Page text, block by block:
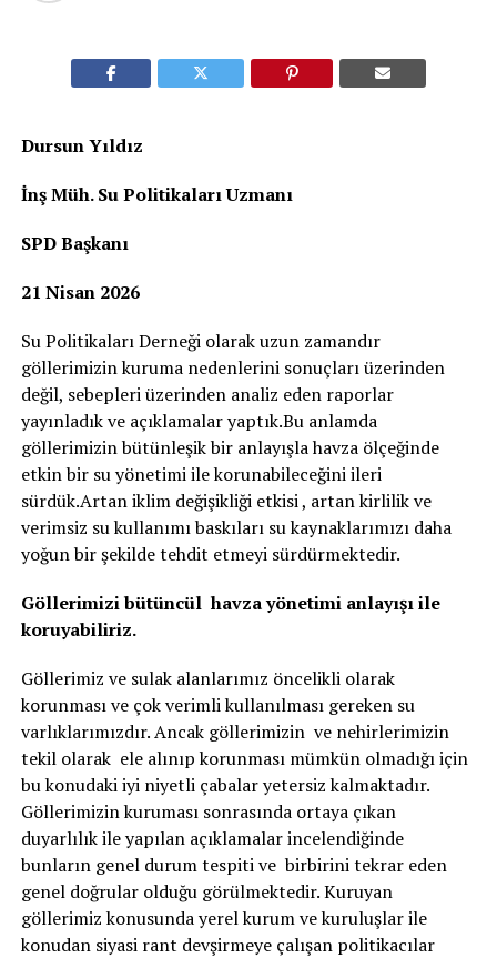
Dursun Yıldız
İnş Müh. Su Politikaları Uzmanı
SPD Başkanı
21 Nisan 2026
Su Politikaları Derneği olarak uzun zamandır
göllerimizin kuruma nedenlerini sonuçları üzerinden
değil, sebepleri üzerinden analiz eden raporlar
yayınladık ve açıklamalar yaptık.Bu anlamda
göllerimizin bütünleşik bir anlayışla havza ölçeğinde
etkin bir su yönetimi ile korunabileceğini ileri
sürdük.Artan iklim değişikliği etkisi , artan kirlilik ve
verimsiz su kullanımı baskıları su kaynaklarımızı daha
yoğun bir şekilde tehdit etmeyi sürdürmektedir.
Göllerimizi bütüncül havza yönetimi anlayışı ile
koruyabiliriz.
Göllerimiz ve sulak alanlarımız öncelikli olarak
korunması ve çok verimli kullanılması gereken su
varlıklarımızdır. Ancak göllerimizin ve nehirlerimizin
tekil olarak ele alınıp korunması mümkün olmadığı için
bu konudaki iyi niyetli çabalar yetersiz kalmaktadır.
Göllerimizin kuruması sonrasında ortaya çıkan
duyarlılık ile yapılan açıklamalar incelendiğinde
bunların genel durum tespiti ve birbirini tekrar eden
genel doğrular olduğu görülmektedir. Kuruyan
göllerimiz konusunda yerel kurum ve kuruluşlar ile
konudan siyasi rant devşirmeye çalışan politikacılar